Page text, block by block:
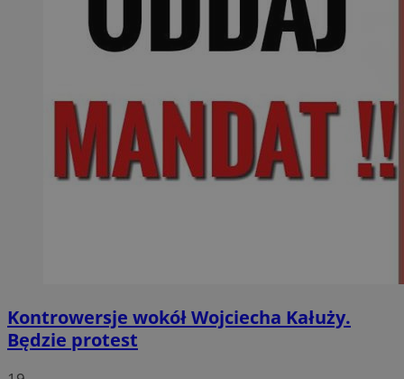
Kontrowersje wokół Wojciecha Kałuży.
Będzie protest